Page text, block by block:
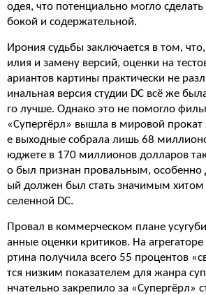
одея, что потенциально могло
бокой и содержательной.
Ирония судьбы заключается в том,
илия и замену версий, оценки на
ариантов картины практически не
инальная версия студии DC всё же
го лучше. Однако это не помогло
«Супергёрл» вышла в мировой
е выходные собрала лишь 68
юджете в 170 миллионов долларов
о был признан провальным, особенно
ый должен был стать значимым
селенной DC.
Провал в коммерческом плане
анные оценки критиков. На
ртина получила всего 55 процентов
тся низким показателем для жанра
нчательно закрепило за «Супергёрл»